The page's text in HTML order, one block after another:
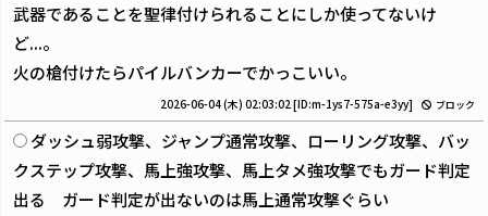
武器であることを聖律付けられることにしか使ってないけ
ど...。
火の槍付けたらパイルバンカーでかっこいい。
2026-06-04 (木) 02:03:02 [ID:m-1ys7-575a-e3yy] ブロック
ダッシュ弱攻撃、ジャンプ通常攻撃、ローリング攻撃、バッ
クステップ攻撃、馬上強攻撃、馬上タメ強攻撃でもガード判定
出る ガード判定が出ないのは馬上通常攻撃ぐらい